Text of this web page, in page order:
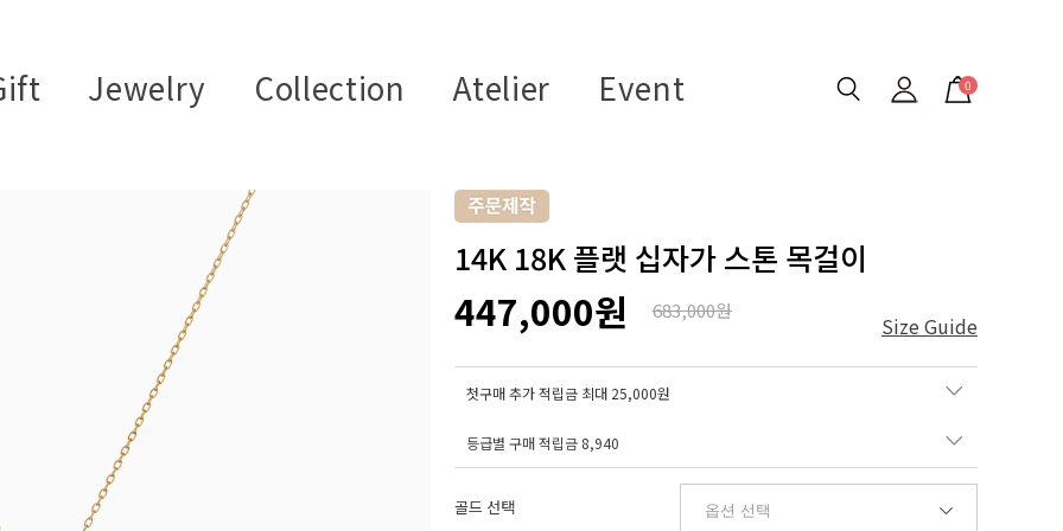
Jewelry Collection Atelier Event 0
14K 18K 플랫 십자가 스톤 목걸이
447,000원 683,000원
Size Guide
첫구매 추가 적립금 최대 25,000원
등급별 구매 적립금 8,940
골드 선택